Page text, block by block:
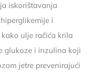
iskorištavanja
i
ulje račića krila
glukoze i inzulina koji
jetre prevenirajući